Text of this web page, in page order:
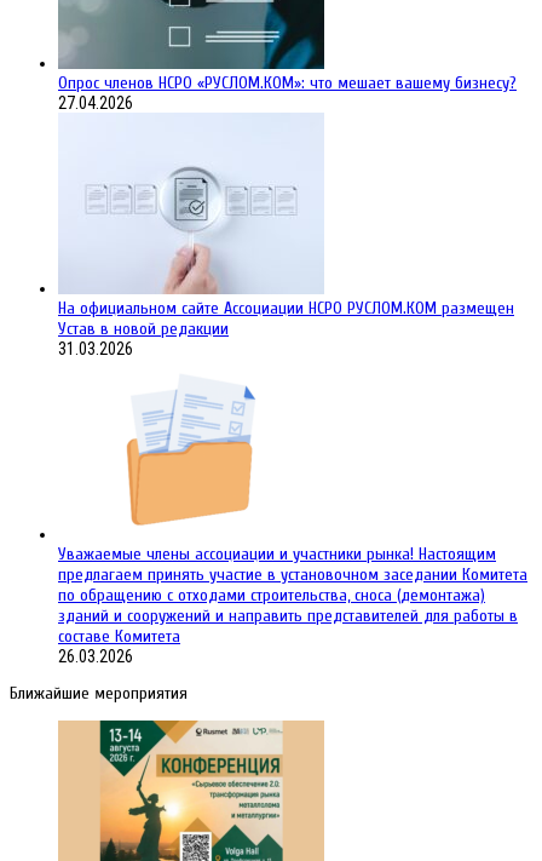
Опрос членов НСРО «РУСЛОМ.КОМ»: что мешает вашему бизнесу?
27.04.2026
На официальном сайте Ассоциации НСРО РУСЛОМ.КОM размещен
Устав в новой редакции
31.03.2026
Уважаемые члены ассоциации и участники рынка! Настоящим
предлагаем принять участие в установочном заседании Комитета
по обращению с отходами строительства, сноса (демонтажа)
зданий и сооружений и направить представителей для работы в
составе Комитета
26.03.2026
Ближайшие мероприятия